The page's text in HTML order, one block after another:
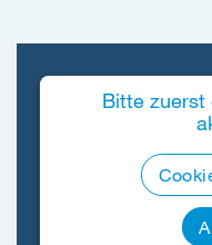
Bitte zuerst